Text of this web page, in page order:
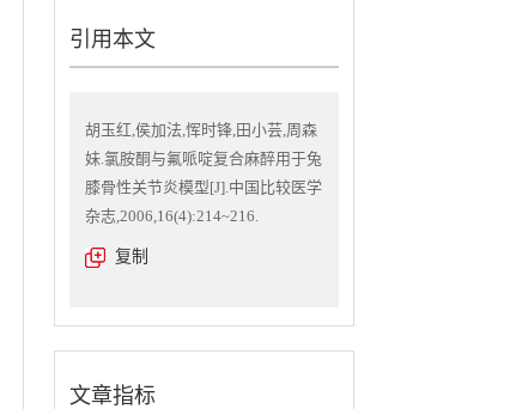
引用本文
胡玉红,侯加法,恽时锋,田小芸,周森
妹.氯胺酮与氟哌啶复合麻醉用于兔
膝骨性关节炎模型[J].中国比较医学
杂志,2006,16(4):214~216.
复制
文章指标